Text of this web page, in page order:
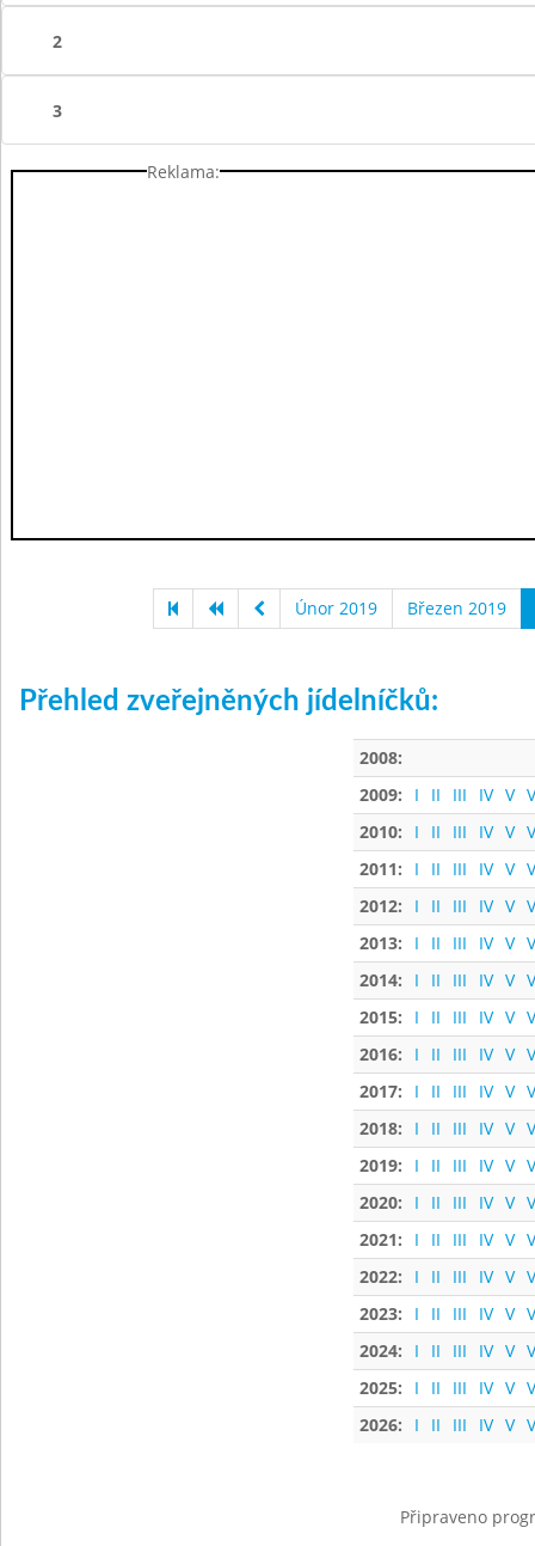
2
3
Reklama:
Únor 2019 Březen 2019
Přehled zveřejněných jídelníčků:
2008:
2009:
I II III IV V
2010:
I II III IV V
2011:
I II III IV V
2012:
I II III IV V
2013:
I II III IV V
2014:
I II III IV V
2015:
I II III IV V
2016:
I II III IV V
2017:
I II III IV V
2018:
I II III IV V
2019:
I II III IV V
2020:
I II III IV V
2021:
I II III IV V
2022:
I II III IV V
2023:
I II III IV V
2024:
I II III IV V
2025:
I II III IV V
2026:
I II III IV V
Připraveno